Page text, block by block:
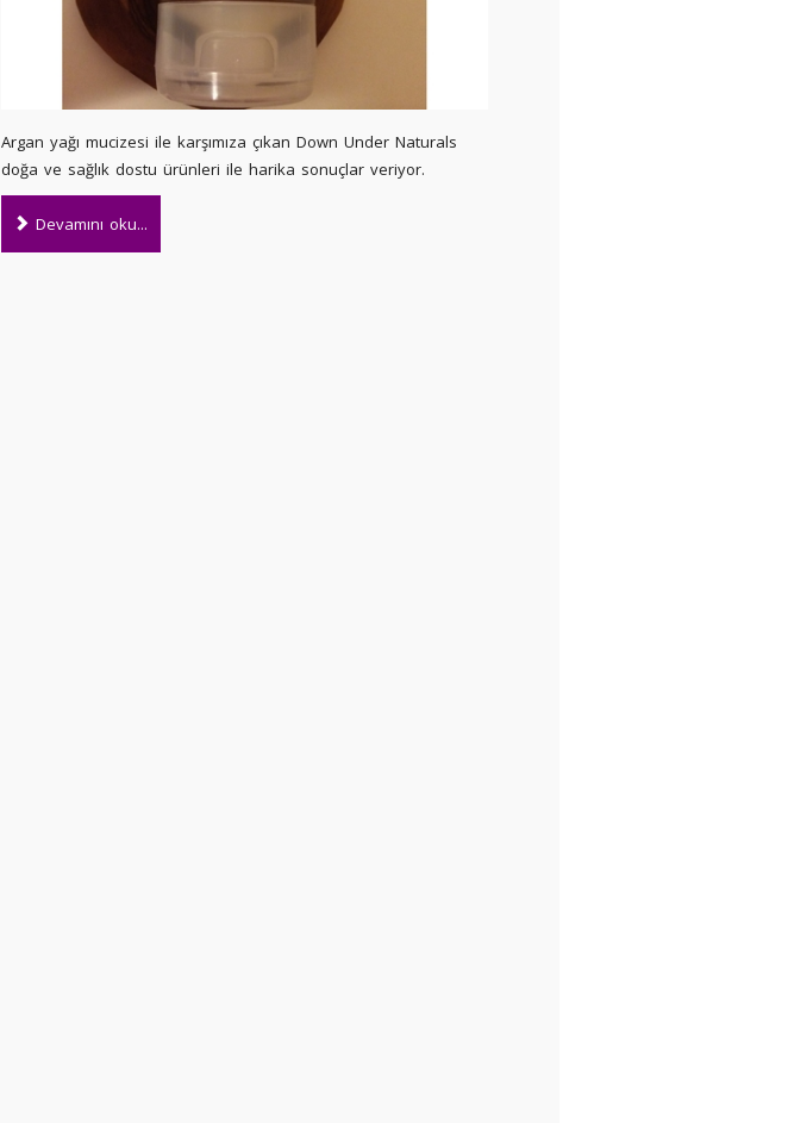
Argan yağı mucizesi ile karşımıza çıkan Down Under Naturals
doğa ve sağlık dostu ürünleri ile harika sonuçlar veriyor.
Devamını oku...